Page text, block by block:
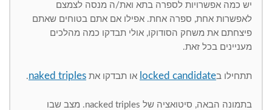
יש כמה אפשרויות לספרה בתא ואת/ה מנסה לצמצם
לאפשרות אחת, ספרה אחת. אפילו אם אתם בטוחים שאתם
פיצחתם את משחק הסודוקו, אולי תבדקו כמה מהלכים
מעניינים בכל זאת.
תתחילו בlocked candidate או תבדקו את naked triples
.
בתמונה הבאה, סיטואציה של nacked triples. מצב שבו